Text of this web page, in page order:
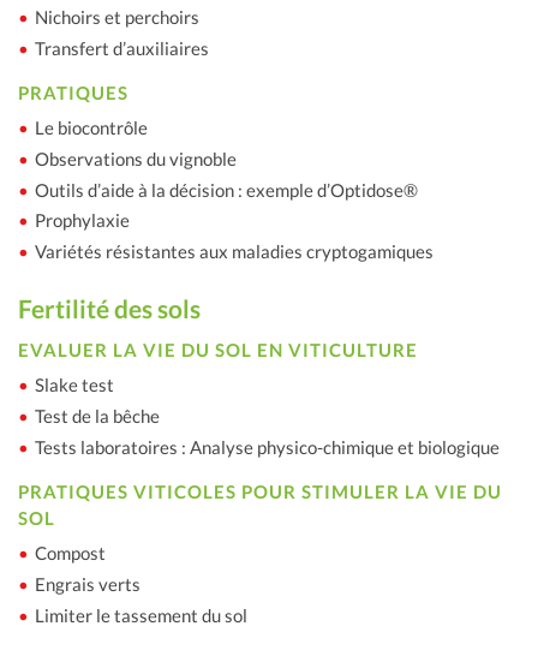
Nichoirs et perchoirs
Transfert d’auxiliaires
PRATIQUES
Le biocontrôle
Observations du vignoble
Outils d’aide à la décision : exemple d’Optidose®
Prophylaxie
Variétés résistantes aux maladies cryptogamiques
Fertilité des sols
EVALUER LA VIE DU SOL EN VITICULTURE
Slake test
Test de la bêche
Tests laboratoires : Analyse physico-chimique et biologique
PRATIQUES VITICOLES POUR STIMULER LA VIE DU
SOL
Compost
Engrais verts
Limiter le tassement du sol